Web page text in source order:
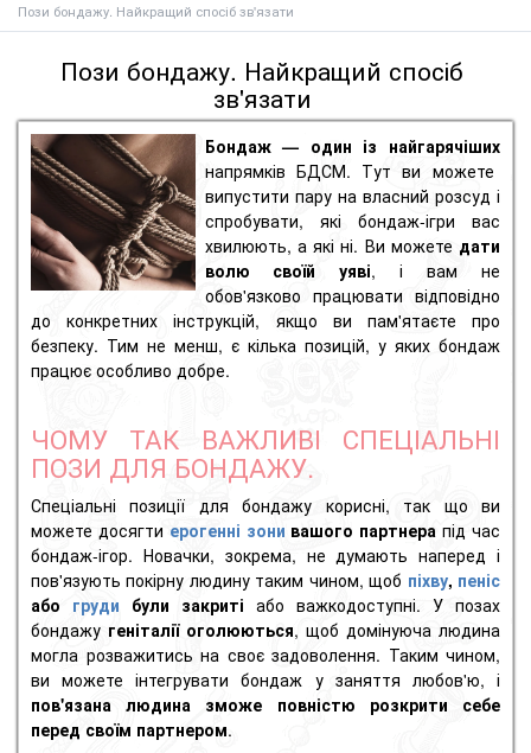
Пози бондажу. Найкращий спосіб зв'язати
Пози бондажу. Найкращий спосіб
зв'язати
Бондаж— один із найгарячіших
напрямків БДСМ. Тут ви можете
випустити пару на власний розсуд і
спробувати, які бондаж-ігривас
хвилюють, а які ні. Ви можете дати
волю своїй уяві, і вам не
обов'язково працювати відповідно
до конкретних інструкцій, якщо ви пам'ятаєте про
безпеку. Тим не менш, є кілька позицій, у яких бондаж
працює особливо добре.
ЧОМУ ТАК ВАЖЛИВІ СПЕЦІАЛЬНІ
ПОЗИ ДЛЯ БОНДАЖУ.
Спеціальні позиції для бондажу корисні, так що ви
можете досягти ерогенні зони вашого партнера під час
бондаж-ігор. Новачки, зокрема, не думають наперед і
пов'язуютьпокірну людину таким чином, щоб піхву, пеніс
або груди були закриті або важкодоступні. У позах
бондажу геніталії оголюються, щоб домінуюча людина
могла розважитись на своє задоволення. Таким чином,
ви можете інтегрувати бондаж у заняття любов'ю, і
пов'язана людина зможе повністю розкрити себе
перед своїм партнером.